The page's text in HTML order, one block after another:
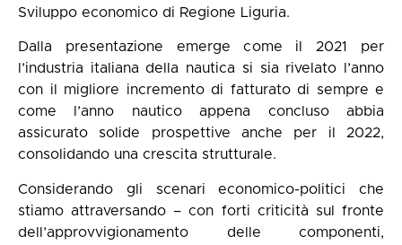
Sviluppo economico di Regione Liguria.
Dalla presentazione emerge come il 2021 per
l’industria italiana della nautica si sia rivelato l’anno
con il migliore incremento di fatturato di sempre e
come l’anno nautico appena concluso abbia
assicurato solide prospettive anche per il 2022,
consolidando una crescita strutturale.
Considerando gli scenari economico-politici che
stiamo attraversando – con forti criticità sul fronte
dell’approvvigionamento delle componenti,